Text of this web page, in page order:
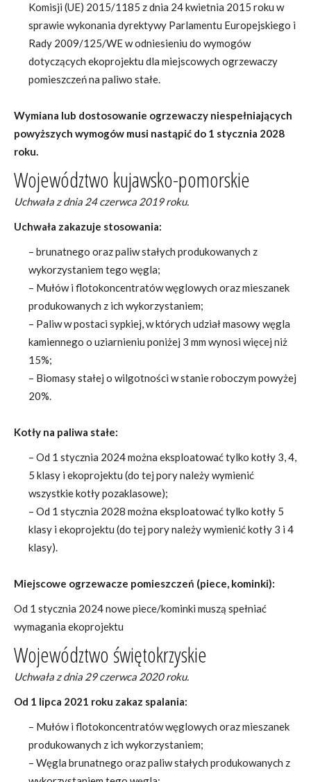
Komisji (UE) 2015/1185 z dnia 24 kwietnia 2015 roku w
sprawie wykonania dyrektywy Parlamentu Europejskiego i
Rady 2009/125/WE w odniesieniu do wymogów
dotyczących ekoprojektu dla miejscowych ogrzewaczy
pomieszczeń na paliwo stałe.
Wymiana lub dostosowanie ogrzewaczy niespełniających
powyższych wymogów musi nastąpić do 1 stycznia 2028
roku.
Województwo kujawsko-pomorskie
Uchwała z dnia 24 czerwca 2019 roku.
Uchwała zakazuje stosowania:
– brunatnego oraz paliw stałych produkowanych z
wykorzystaniem tego węgla;
– Mułów i flotokoncentratów węglowych oraz mieszanek
produkowanych z ich wykorzystaniem;
– Paliw w postaci sypkiej, w których udział masowy węgla
kamiennego o uziarnieniu poniżej 3 mm wynosi więcej niż
15%;
– Biomasy stałej o wilgotności w stanie roboczym powyżej
20%.
Kotły na paliwa stałe:
– Od 1 stycznia 2024 można eksploatować tylko kotły 3, 4,
5 klasy i ekoprojektu (do tej pory należy wymienić
wszystkie kotły pozaklasowe);
– Od 1 stycznia 2028 można eksploatować tylko kotły 5
klasy i ekoprojektu (do tej pory należy wymienić kotły 3 i 4
klasy).
Miejscowe ogrzewacze pomieszczeń (piece, kominki):
Od 1 stycznia 2024 nowe piece/kominki muszą spełniać
wymagania ekoprojektu
Województwo świętokrzyskie
Uchwała z dnia 29 czerwca 2020 roku.
Od 1 lipca 2021 roku zakaz spalania:
– Mułów i flotokoncentratów węglowych oraz mieszanek
produkowanych z ich wykorzystaniem;
– Węgla brunatnego oraz paliw stałych produkowanych z